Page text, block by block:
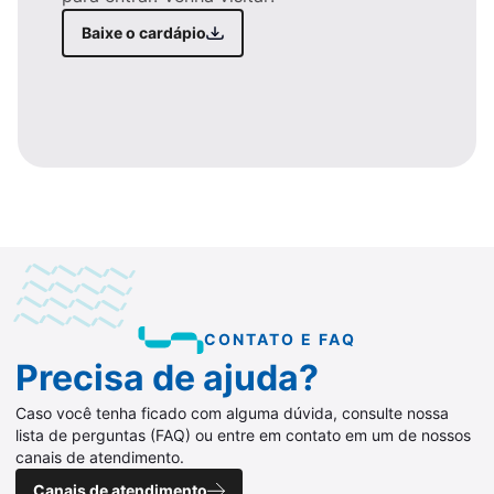
Baixe o cardápio
CONTATO E FAQ
Precisa de ajuda?
Caso você tenha ficado com alguma dúvida, consulte nossa
lista de perguntas (FAQ) ou entre em contato em um de nossos
canais de atendimento.
Canais de atendimento